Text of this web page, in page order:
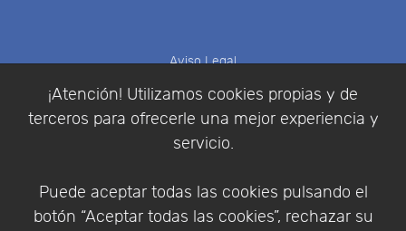
¡Atención! Utilizamos cookies propias y de
terceros para ofrecerle una mejor experiencia y
servicio.
Puede aceptar todas las cookies pulsando el
botón “Aceptar todas las cookies”, rechazar su
Aviso Legal
Política de Privacidad
Condiciones de compra
Identificarse